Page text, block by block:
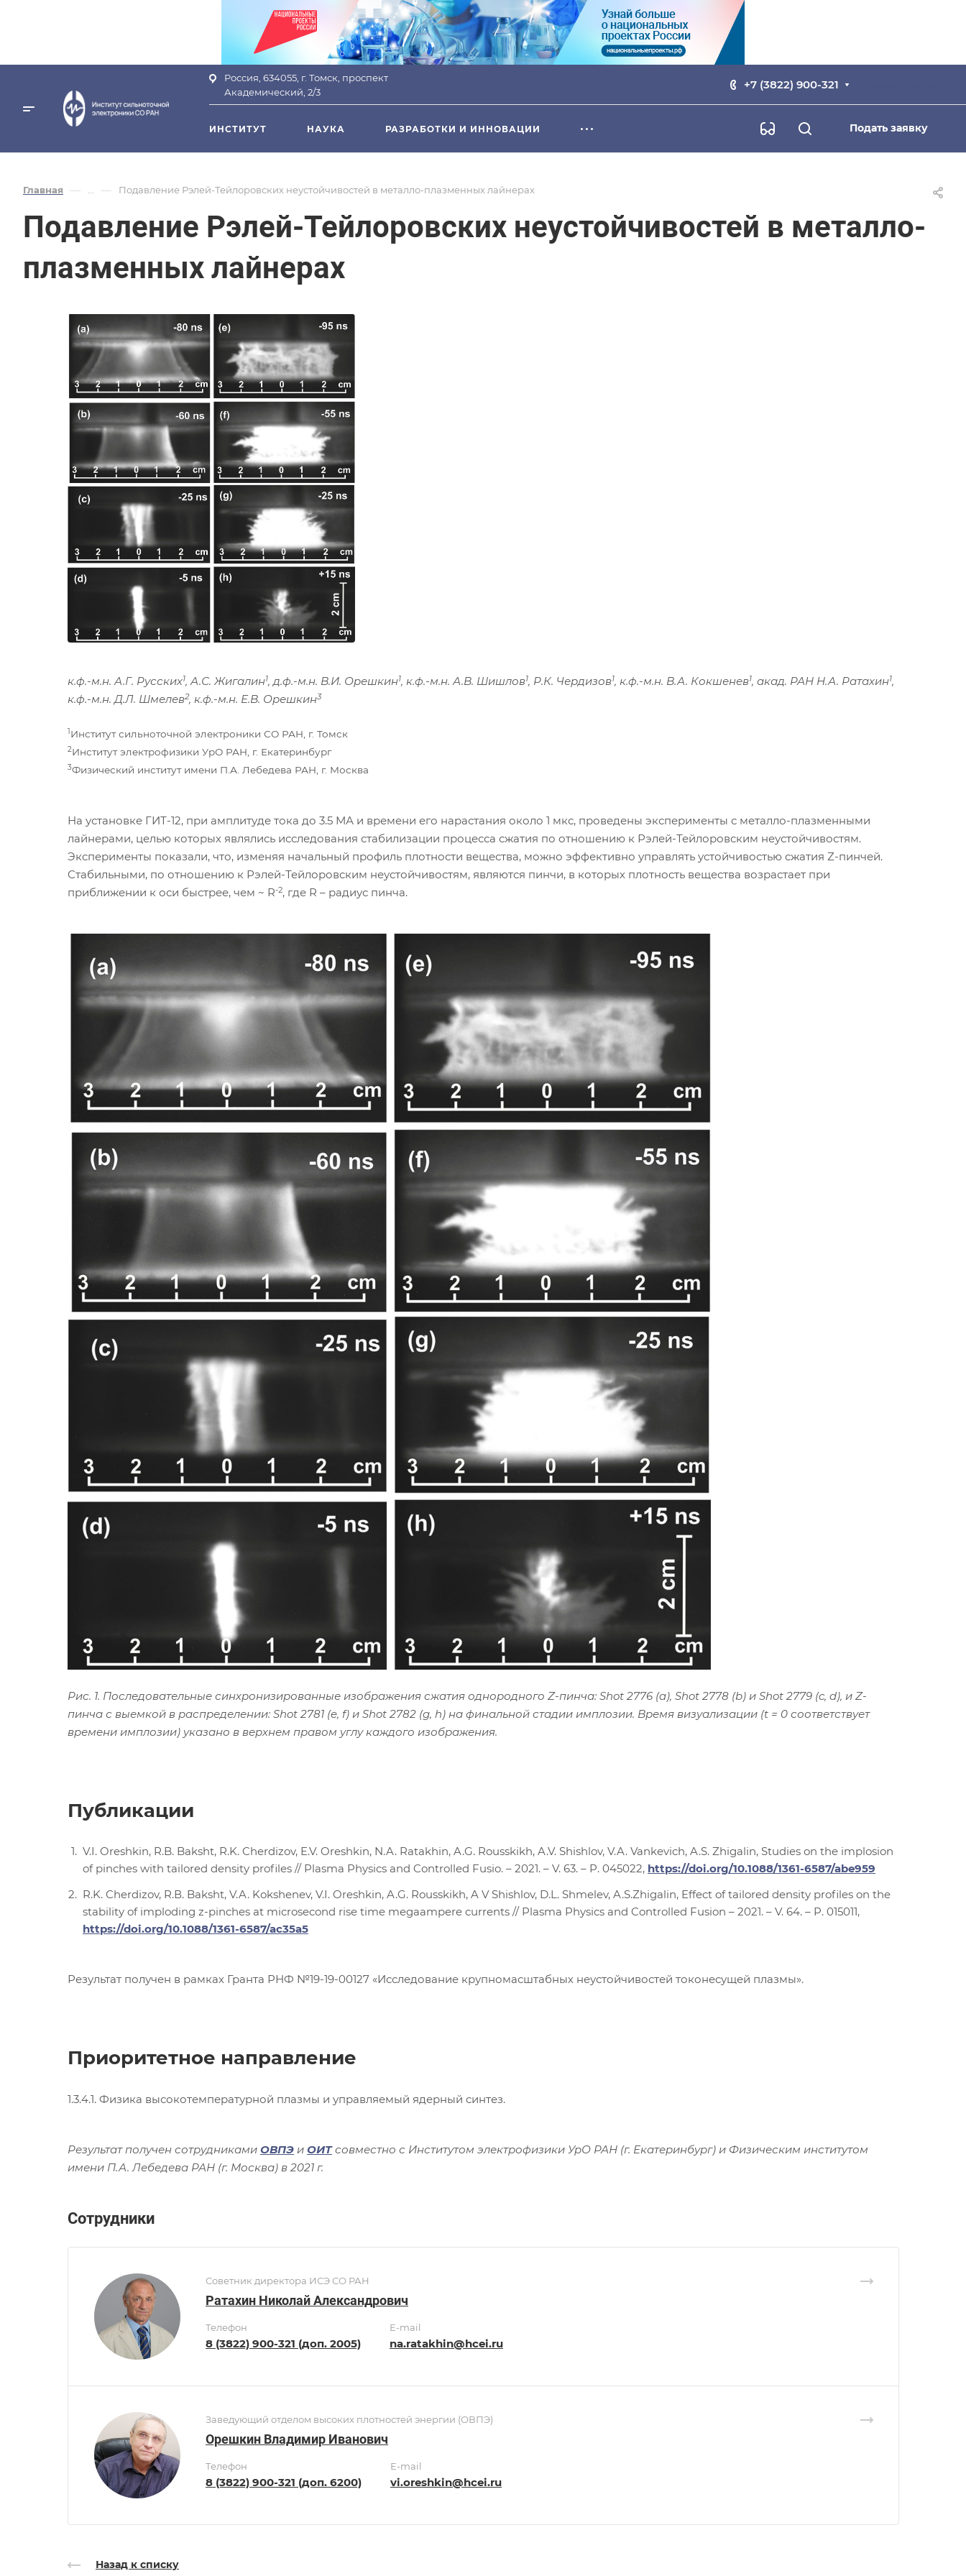
Россия, 634055, г. Томск, проспект
Академический, 2/3
+7 (3822) 900-321
ИНСТИТУТ НАУКА РАЗРАБОТКИ И ИННОВАЦИИ Подать заявку
Главная — — Подавление Рэлей-Тейлоровских неустойчивостей в металло-плазменных лайнерах
Подавление Рэлей-Тейлоровских неустойчивостей в металло-
плазменных лайнерах
к.ф.-м.н. А.Г. Русских1, А.С. Жигалин1, д.ф.-м.н. В.И. Орешкин1, к.ф.-м.н. А.В. Шишлов1, Р.К. Чердизов1, к.ф.-м.н. В.А. Кокшенев1, акад. РАН Н.А. Ратахин1,
к.ф.-м.н. Д.Л. Шмелев2, к.ф.-м.н. Е.В. Орешкин3
1 Институт сильноточной электроники СО РАН, г. Томск
2Институт электрофизики УрО РАН, г. Екатеринбург
3Физический институт имени П.А. Лебедева РАН, г. Москва
На установке ГИТ-12, при амплитуде тока до 3.5 МА и времени его нарастания около 1 мкс, проведены эксперименты с металло-плазменными
лайнерами, целью которых являлись исследования стабилизации процесса сжатия по отношению к Рэлей-Тейлоровским неустойчивостям.
Эксперименты показали, что, изменяя начальный профиль плотности вещества, можно эффективно управлять устойчивостью сжатия Z-пинчей.
Стабильными, по отношению к Рэлей-Тейлоровским неустойчивостям, являются пинчи, в которых плотность вещества возрастает при
приближении к оси быстрее, чем ~ R-2, где R – радиус пинча.
Рис. 1. Последовательные синхронизированные изображения сжатия однородного Z-пинча: Shot 2776 (a), Shot 2778 (b) и Shot 2779 (c, d), и Z-
пинча с выемкой в распределении: Shot 2781 (e, f) и Shot 2782 (g, h) на финальной стадии имплозии. Время визуализации (t = 0 соответствует
времени имплозии) указано в верхнем правом углу каждого изображения.
Публикации
V.I. Oreshkin, R.B. Baksht, R.K. Cherdizov, E.V. Oreshkin, N.A. Ratakhin, A.G. Rousskikh, A.V. Shishlov, V.A. Vankevich, A.S. Zhigalin, Studies on the implosion
of pinches with tailored density profiles // Plasma Physics and Controlled Fusio. – 2021. – V. 63. – P. 045022, https://doi.org/10.1088/1361-6587/abe959
R.K. Cherdizov, R.В. Baksht, V.A. Kokshenev, V.I. Oreshkin, A.G. Rousskikh, A V Shishlov, D.L. Shmelev, A.S.Zhigalin, Effect of tailored density profiles on the
stability of imploding z-pinches at microsecond rise time megaampere currents // Plasma Physics and Controlled Fusion – 2021. – V. 64. – P. 015011,
https://doi.org/10.1088/1361-6587/ac35a5
Результат получен в рамках Гранта РНФ №19-19-00127 «Исследование крупномасштабных неустойчивостей токонесущей плазмы».
Приоритетное направление
1.3.4.1. Физика высокотемпературной плазмы и управляемый ядерный синтез.
Результат получен сотрудниками ОВПЭ и ОИТсовместно с Институтом электрофизики УрО РАН (г. Екатеринбург) и Физическим институтом
имени П.А. Лебедева РАН (г. Москва) в 2021 г.
Сотрудники
Советник директора ИСЭ СО РАН
Ратахин Николай Александрович
Телефон
8 (3822) 900-321 (доп. 2005)
E-mail
na.ratakhin@hcei.ru
Заведующий отделом высоких плотностей энергии (ОВПЭ)
Орешкин Владимир Иванович
Телефон
8 (3822) 900-321 (доп. 6200)
E-mail
vi.oreshkin@hcei.ru
Назад к списку